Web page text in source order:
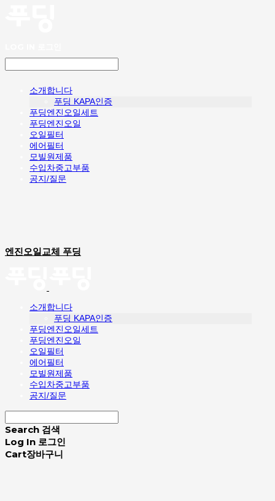
소개합니다
푸딩 KAPA인증
푸딩엔진오일세트
푸딩엔진오일
오일필터
에어필터
모빌원제품
수입차중고부품
공지/질문
엔진오일교체 푸딩
소개합니다
푸딩 KAPA인증
푸딩엔진오일세트
푸딩엔진오일
오일필터
에어필터
모빌원제품
수입차중고부품
공지/질문
Search 검색
Log In 로그인
Cart장바구니